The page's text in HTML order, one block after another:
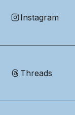
Instagram
Threads